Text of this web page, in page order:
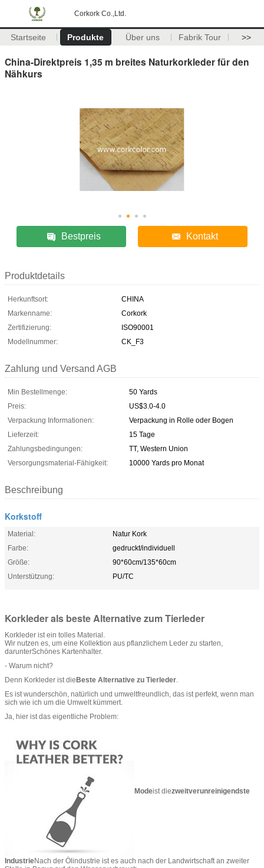
Corkork Co.,Ltd.
Startseite Produkte Über uns Fabrik Tour >>
China-Direktpreis 1,35 m breites Naturkorkleder für den
Nähkurs
Bestpreis Kontakt
Produktdetails
Herkunftsort:
CHINA
Markenname:
Corkork
Zertifizierung:
ISO90001
Modellnummer:
CK_F3
Zahlung und Versand AGB
Min Bestellmenge:
50 Yards
Preis:
US$3.0-4.0
Verpackung Informationen:
Verpackung in Rolle oder Bogen
Lieferzeit:
15 Tage
Zahlungsbedingungen:
TT, Western Union
Versorgungsmaterial-Fähigkeit:
10000 Yards pro Monat
Beschreibung
Korkstoff
Material:
Natur Kork
Farbe:
gedruckt/individuell
Größe:
90*60cm/135*60cm
Unterstützung:
PU/TC
Korkleder als beste Alternative zum Tierleder
Korkleder ist ein tolles Material.
Wir nutzen es, um eine Kollektion aus pflanzlichem Leder zu starten,
darunterSchönes Kartenhalter.
- Warum nicht?
Denn Korkleder ist dieBeste Alternative zu Tierleder.
Es ist wunderschön, natürlich und umweltfreundlich, das ist perfekt, wenn man
sich wie ich um die Umwelt kümmert.
Ja, hier ist das eigentliche Problem:
Modeist diezweitverunreinigendste
IndustrieNach der Ölindustrie ist es auch nach der Landwirtschaft an zweiter